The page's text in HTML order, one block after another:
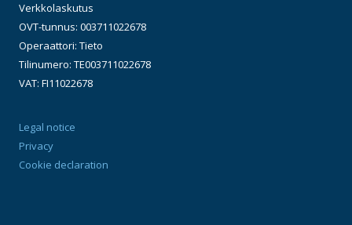
Verkkolaskutus
OVT-tunnus: 003711022678
Operaattori: Tieto
Tilinumero: TE003711022678
VAT: FI11022678
Legal notice
Privacy
Cookie declaration